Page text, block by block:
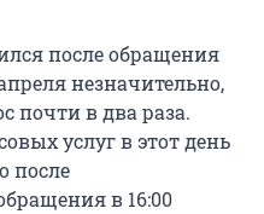
после обращения
незначительно,
почти в два раза.
услуг в этот день
после
в 16:00